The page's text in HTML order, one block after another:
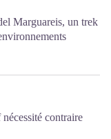
Marguareis, un trek
contraire